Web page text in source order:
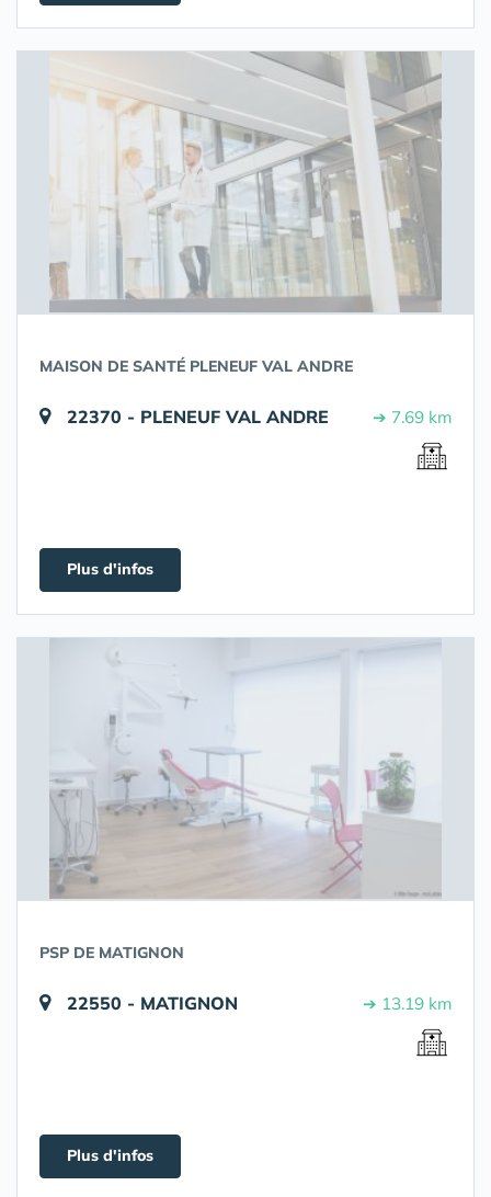
MAISON DE SANTÉ PLENEUF VAL ANDRE
22370 - PLENEUF VAL ANDRE ➔ 7.69 km
Plus d'infos
PSP DE MATIGNON
22550 - MATIGNON ➔ 13.19 km
Plus d'infos